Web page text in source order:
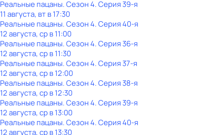
Реальные пацаны. Сезон 4. Серия 39-я
11 августа, вт в 17:30
Реальные пацаны. Сезон 4. Серия 40-я
12 августа, ср в 11:00
Реальные пацаны. Сезон 4. Серия 36-я
12 августа, ср в 11:30
Реальные пацаны. Сезон 4. Серия 37-я
12 августа, ср в 12:00
Реальные пацаны. Сезон 4. Серия 38-я
12 августа, ср в 12:30
Реальные пацаны. Сезон 4. Серия 39-я
12 августа, ср в 13:00
Реальные пацаны. Сезон 4. Серия 40-я
12 августа, ср в 13:30